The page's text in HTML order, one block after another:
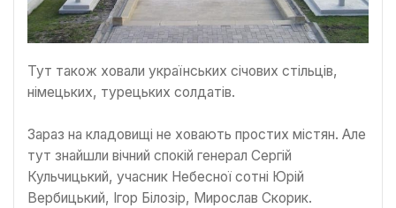
Тут також ховали українських січових стільців,
німецьких, турецьких солдатів.
Зараз на кладовищі не ховають простих містян. Але
тут знайшли вічний спокій генерал Сергій
Кульчицький, учасник Небесної сотні Юрій
Вербицький, Ігор Білозір, Мирослав Скорик.